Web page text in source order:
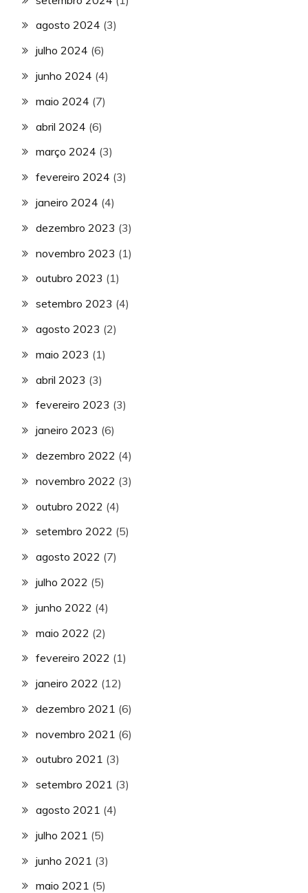
agosto 2024 (3)
julho 2024 (6)
junho 2024 (4)
maio 2024 (7)
abril 2024 (6)
março 2024 (3)
fevereiro 2024 (3)
janeiro 2024 (4)
dezembro 2023 (3)
novembro 2023 (1)
outubro 2023 (1)
setembro 2023 (4)
agosto 2023 (2)
maio 2023 (1)
abril 2023 (3)
fevereiro 2023 (3)
janeiro 2023 (6)
dezembro 2022 (4)
novembro 2022 (3)
outubro 2022 (4)
setembro 2022 (5)
agosto 2022 (7)
julho 2022 (5)
junho 2022 (4)
maio 2022 (2)
fevereiro 2022 (1)
janeiro 2022 (12)
dezembro 2021 (6)
novembro 2021 (6)
outubro 2021 (3)
setembro 2021 (3)
agosto 2021 (4)
julho 2021 (5)
junho 2021 (3)
maio 2021 (5)